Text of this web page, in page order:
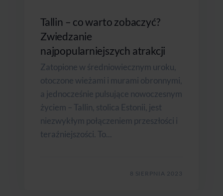
Tallin – co warto zobaczyć?
Zwiedzanie
najpopularniejszych atrakcji
Zatopione w średniowiecznym uroku,
otoczone wieżami i murami obronnymi,
a jednocześnie pulsujące nowoczesnym
życiem – Tallin, stolica Estonii, jest
niezwykłym połączeniem przeszłości i
teraźniejszości. To...
8 SIERPNIA 2023